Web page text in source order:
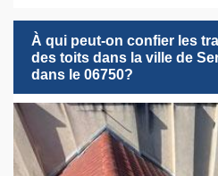
À qui peut-on confier les
des toits dans la ville de
dans le 06750?